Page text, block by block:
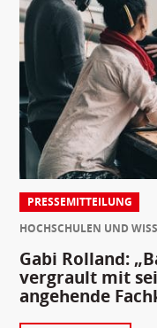
PRESSEMITTEILUNG
HOCHSCHULEN UND
Gabi Rolland:
vergrault mit
angehende